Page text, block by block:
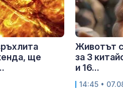
ще
Животът
за 3
и 16...
14:45 •